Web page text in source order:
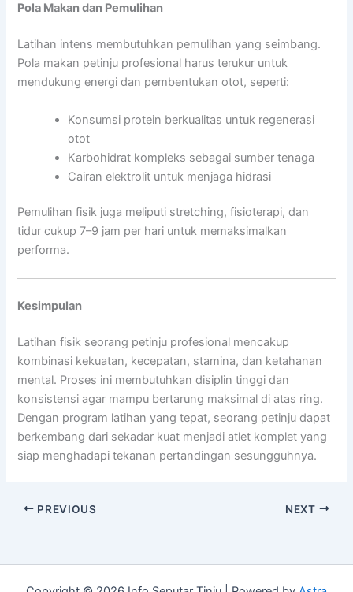
Pola Makan dan Pemulihan
Latihan intens membutuhkan pemulihan yang seimbang.
Pola makan petinju profesional harus terukur untuk
mendukung energi dan pembentukan otot, seperti:
Konsumsi protein berkualitas untuk regenerasi
otot
Karbohidrat kompleks sebagai sumber tenaga
Cairan elektrolit untuk menjaga hidrasi
Pemulihan fisik juga meliputi stretching, fisioterapi, dan
tidur cukup 7–9 jam per hari untuk memaksimalkan
performa.
Kesimpulan
Latihan fisik seorang petinju profesional mencakup
kombinasi kekuatan, kecepatan, stamina, dan ketahanan
mental. Proses ini membutuhkan disiplin tinggi dan
konsistensi agar mampu bertarung maksimal di atas ring.
Dengan program latihan yang tepat, seorang petinju dapat
berkembang dari sekadar kuat menjadi atlet komplet yang
siap menghadapi tekanan pertandingan sesungguhnya.
PREVIOUS NEXT